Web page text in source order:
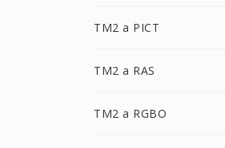
TM2 a PICT
TM2 a RAS
TM2 a RGBO